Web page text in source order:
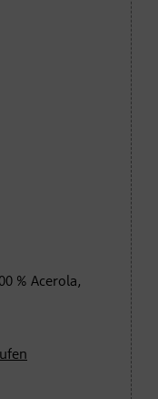
% Acerola,